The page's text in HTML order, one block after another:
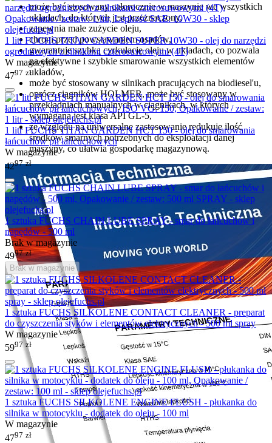
może być stosowany całorocznie w maszynie we wszystkich
układach, do których jest przeznaczony,
zapewnia małe zużycie oleju,
chroni przed powstawaniem osadów,
gwarantuje szybką cyrkulację oleju w układach, co pozwala
na efektywne i szybkie smarowanie wszystkich elementów
układów,
może być stosowany w silnikach pracujących na biodiesel'u,
oprócz ciągników HOLMER, może być stosowany w
przekładniach manualnych w ciągnikach, w których
wymagana jest klasa API GL-5,
ze względu na uniwersalne zastosowanie redukuje ilość
środków smarnych potrzebnych do eksploatacji danej
maszyny, co ułatwia gospodarkę magazynową.
1 litr FUCHS TITAN GARDEN SUPER 10W30 - olej do narzędzi
ogrodniczych z silnikami czterosuwowymi (4T)
W magazynie
4797 zł
1 litr FUCHS TITAN GARDEN HCT 150 - olej do smarowania
łańcuchów pił łańcuchowych
W magazynie
4297 zł
1 sztuka FUCHS CHAIN LUBE SPRAY - smar do łańcuchów i
napędów - 500 ml
Brak w magazynie
4997 zł
Brak w magazynie
1 sztuka FUCHS SILKOLENE CONTACT CLEANER - preparat
do czyszczenia styków i elementów elektrycznych - 500 ml spray
W magazynie
5997 zł
1 sztuka FUCHS SILKOLENE ENGINE FLUSH - płukanka do
silnika w motocyklu - dodatek do oleju - 100 ml
W magazynie
4797 zł